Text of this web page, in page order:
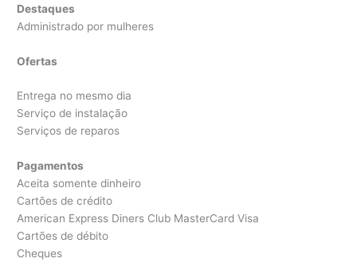
Destaques
Administrado por mulheres
Ofertas
Entrega no mesmo dia
Serviço de instalação
Serviços de reparos
Pagamentos
Aceita somente dinheiro
Cartões de crédito
American Express Diners Club MasterCard Visa
Cartões de débito
Cheques